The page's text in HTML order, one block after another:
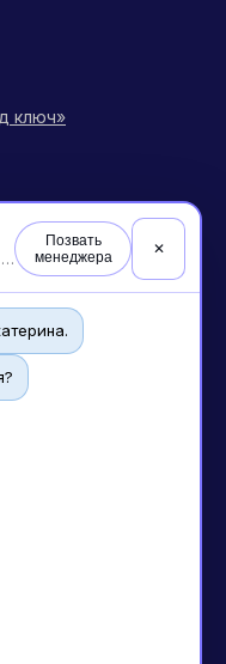
Отвечу и позову менеджера при необходимости
Позвать
менеджера
✕